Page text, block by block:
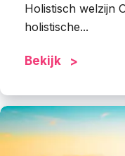
Holistisch welzijn
holistische...
Bekijk